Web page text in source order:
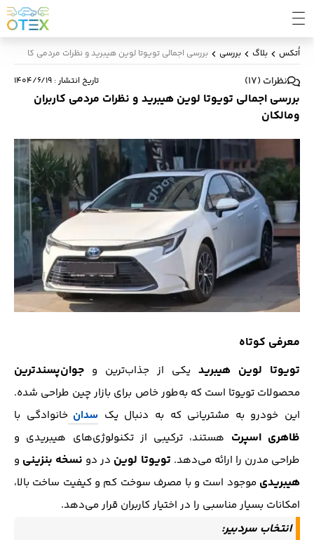
اُتکس بلاگ بررسی بررسی اجمالی تویوتا لوین هیبرید و نظرات مردمی کاربران
نظرات (
17
) تاریخ انتشار: ۱۴۰۴/۶/۱۹
بررسی اجمالی تویوتا لوین هیبرید و نظرات مردمی کاربران
ومالکان
معرفی کوتاه
تویوتا لوین هیبرید یکی از جذاب‌ترین و جوان‌پسندترین
محصولات تویوتا است که به‌طور خاص برای بازار چین طراحی شده.
این خودرو به مشتریانی که به دنبال یک سدانخانوادگی با
ظاهری اسپرت هستند، ترکیبی از تکنولوژی‌های هیبریدی و
طراحی مدرن را ارائه می‌دهد. تویوتا لوین در دو نسخه بنزینی و
هیبریدی موجود است و با مصرف سوخت کم و کیفیت ساخت بالا،
امکانات بسیار مناسبی را در اختیار کاربران قرار می‌دهد.
انتخاب سردبیر: